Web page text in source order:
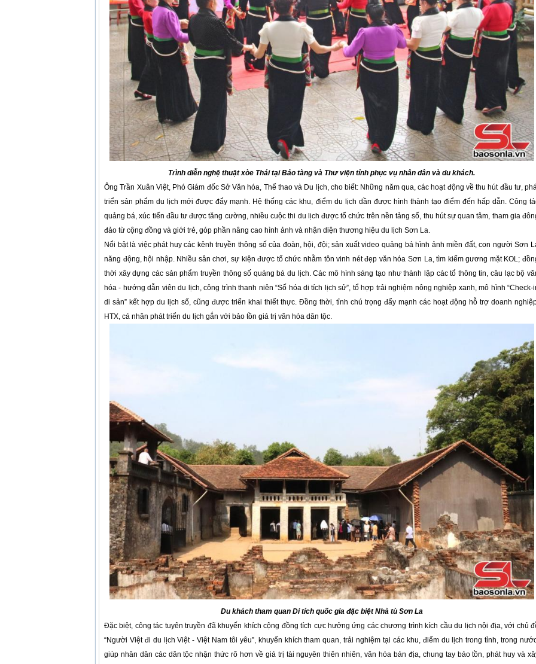
Trình diễn nghệ thuật xòe Thái tại Bảo tàng và Thư viện tỉnh phục vụ nhân dân và du khách.
Ông Trần Xuân Việt, Phó Giám đốc Sở Văn hóa, Thể thao và Du lịch, cho biết: Những năm qua, các hoạt động về thu hút đầu tư,
triển sản phẩm du lịch mới được đẩy mạnh. Hệ thống các khu, điểm du lịch dần được hình thành tạo điểm đến hấp dẫn. Công
quảng bá, xúc tiến đầu tư được tăng cường, nhiều cuộc thi du lịch được tổ chức trên nền tảng số, thu hút sự quan tâm, tham gia
đảo từ cộng đồng và giới trẻ, góp phần nâng cao hình ảnh và nhận diện thương hiệu du lịch Sơn La.
Nổi bật là việc phát huy các kênh truyền thông số của đoàn, hội, đội; sản xuất video quảng bá hình ảnh miền đất, con người Sơn
năng động, hội nhập. Nhiều sân chơi, sự kiện được tổ chức nhằm tôn vinh nét đẹp văn hóa Sơn La, tìm kiếm gương mặt KOL;
thời xây dựng các sản phẩm truyền thông số quảng bá du lịch. Các mô hình sáng tạo như thành lập các tổ thông tin, câu lạc bộ
hóa - hướng dẫn viên du lịch, công trình thanh niên “Số hóa di tích lịch sử”, tổ hợp trải nghiệm nông nghiệp xanh, mô hình “Check-
di sản” kết hợp du lịch số, cũng được triển khai thiết thực. Đồng thời, tỉnh chú trọng đẩy mạnh các hoạt động hỗ trợ doanh
HTX, cá nhân phát triển du lịch gắn với bảo tồn giá trị văn hóa dân tộc.
Du khách tham quan Di tích quốc gia đặc biệt Nhà tù Sơn La
Đặc biệt, công tác tuyên truyền đã khuyến khích cộng đồng tích cực hưởng ứng các chương trình kích cầu du lịch nội địa, với chủ
“Người Việt đi du lịch Việt - Việt Nam tôi yêu”, khuyến khích tham quan, trải nghiệm tại các khu, điểm du lịch trong tỉnh, trong
giúp nhân dân các dân tộc nhận thức rõ hơn về giá trị tài nguyên thiên nhiên, văn hóa bản địa, chung tay bảo tồn, phát huy và